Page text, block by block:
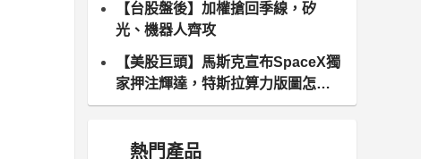
【台股盤後】加權搶回季線，矽
光、機器人齊攻
【美股巨頭】馬斯克宣布SpaceX獨
家押注輝達，特斯拉算力版圖怎麼
算？
熱門產品